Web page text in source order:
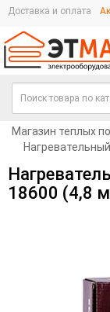
Доставка и оплата
Магазин теплых
18600 (4,8